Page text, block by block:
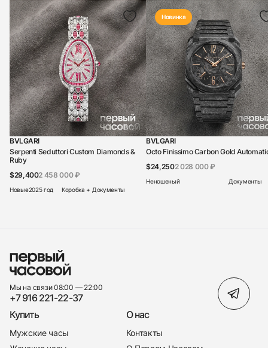
BVLGARI
Serpenti Seduttori Custom Diamonds &
Ruby
$29,4002 458 000 ₽
Новые2025 год Коробка + Документы
Новинка
BVLGARI
Octo Finissimo Carbon Gold
$24,2502 028 000 ₽
Неношеный Документы
Мы на связи 08:00 — 22:00
+7 916 221-22-37
Купить
Мужские часы
О нас
Контакты